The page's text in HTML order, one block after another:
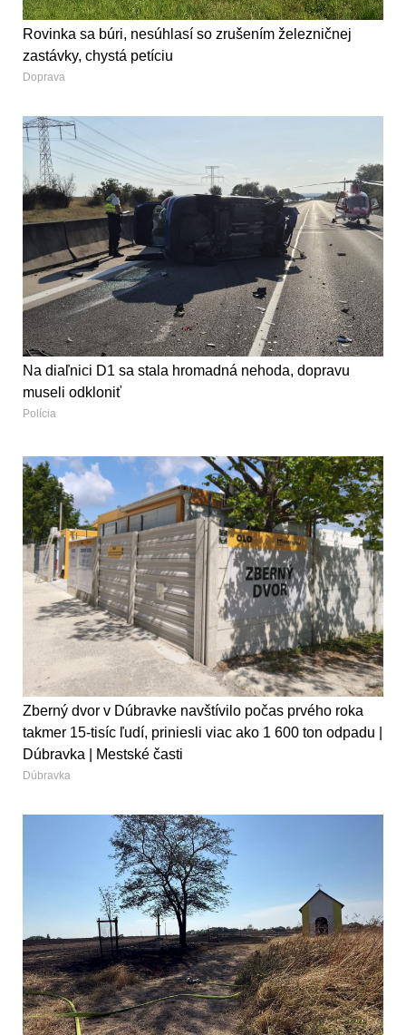
Rovinka sa búri, nesúhlasí so zrušením železničnej
zastávky, chystá petíciu
Doprava
Na diaľnici D1 sa stala hromadná nehoda, dopravu
museli odkloniť
Polícia
Zberný dvor v Dúbravke navštívilo počas prvého roka
takmer 15-tisíc ľudí, priniesli viac ako 1 600 ton odpadu |
Dúbravka | Mestské časti
Dúbravka